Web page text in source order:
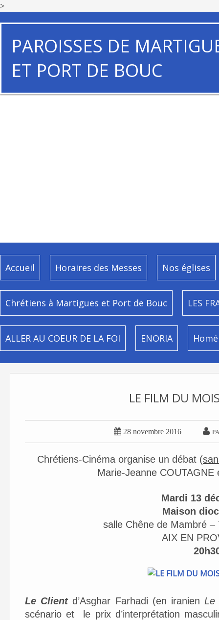
>
PAROISSES DE
ET PORT DE BOUC
Accueil Horaires des Messes Nos églises
Chrétiens à Martigues et Port de Bouc LES
ALLER AU COEUR DE LA FOI ENORIA
LE FILM DU
 28 novembre 2016 
Chrétiens-Cinéma organise un débat (
Marie-Jeanne COUTAGNE
Mardi 13
Maison
salle Chêne de Mambré
AIX EN
Le Clientd’Asghar Farhadi (en iranien Le
scénario et le prix d’interprétation